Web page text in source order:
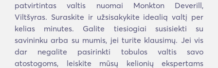
patvirtintas valtis nuomai Monkton Deverill,
Viltšyras. Suraskite ir užsisakykite idealią valtį per
kelias minutes. Galite tiesiogiai susisiekti su
savininku arba su mumis, jei turite klausimų. Jei vis
dar negalite pasirinkti tobulos valtis savo
atostogoms, leiskite mūsų kelionių ekspertams